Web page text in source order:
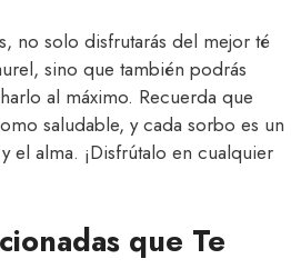
no solo disfrutarás del mejor té
sino que también podrás
al máximo. Recuerda que
saludable, y cada sorbo es un
el alma. ¡Disfrútalo en cualquier
que Te